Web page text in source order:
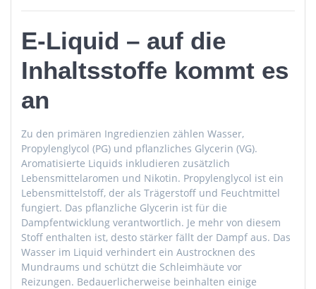
E-Liquid – auf die
Inhaltsstoffe kommt es
an
Zu den primären Ingredienzien zählen Wasser,
Propylenglycol (PG) und pflanzliches Glycerin (VG).
Aromatisierte Liquids inkludieren zusätzlich
Lebensmittelaromen und Nikotin. Propylenglycol ist ein
Lebensmittelstoff, der als Trägerstoff und Feuchtmittel
fungiert. Das pflanzliche Glycerin ist für die
Dampfentwicklung verantwortlich. Je mehr von diesem
Stoff enthalten ist, desto stärker fällt der Dampf aus. Das
Wasser im Liquid verhindert ein Austrocknen des
Mundraums und schützt die Schleimhäute vor
Reizungen. Bedauerlicherweise beinhalten einige